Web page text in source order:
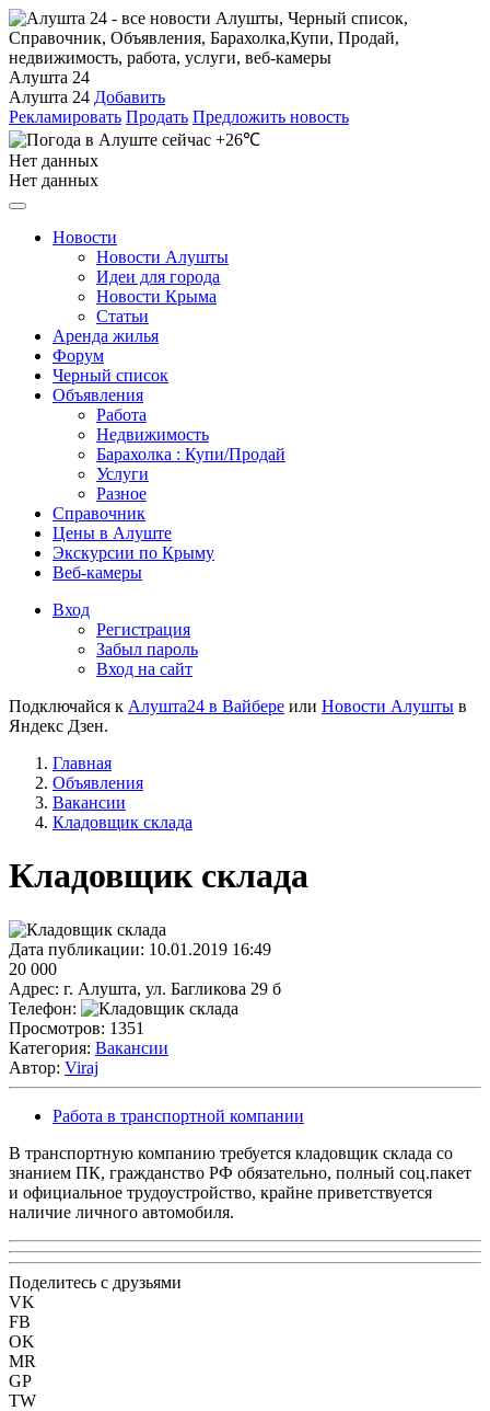
Алушта 24
Алушта 24 Добавить
Рекламировать Продать Предложить новость
+26℃
Нет данных
Нет данных
Новости
Новости Алушты
Идеи для города
Новости Крыма
Статьи
Аренда жилья
Форум
Черный список
Объявления
Работа
Недвижимость
Барахолка : Купи/Продай
Услуги
Разное
Справочник
Цены в Алуште
Экскурсии по Крыму
Веб-камеры
Вход
Регистрация
Забыл пароль
Вход на сайт
Подключайся к Алушта24 в Вайбере или Новости Алушты в
Яндекс Дзен.
Главная
Объявления
Вакансии
Кладовщик склада
Кладовщик склада
Дата публикации: 10.01.2019 16:49
20 000
Адрес: г. Алушта, ул. Багликова 29 б
Телефон:
Просмотров: 1351
Категория: Вакансии
Автор: Viraj
Работа в транспортной компании
В транспортную компанию требуется кладовщик склада со
знанием ПК, гражданство РФ обязательно, полный соц.пакет
и официальное трудоустройство, крайне приветствуется
наличие личного автомобиля.
Поделитесь с друзьями
VK
FB
OK
MR
GP
TW